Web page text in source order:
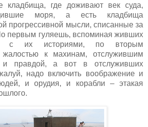
кладбища, где доживают век суда,
моря, а есть кладбища
прогрессивной мысли, списанные за
первым гуляешь, вспоминая живших
с их историями, по вторым
жалостью к махинам, отслужившим
и правдой, а вот в отслуживших
надо включить воображение и
и орудия, и корабли – этакая